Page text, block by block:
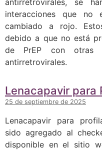
antirretrovirales, se
interacciones que
cambiado a rojo.
debido a que no está
de PrEP con otras
antirretrovirales.
Lenacapavir para
25 de septiembre de 2025
Lenacapavir para
sido agregado al
disponible en el sitio